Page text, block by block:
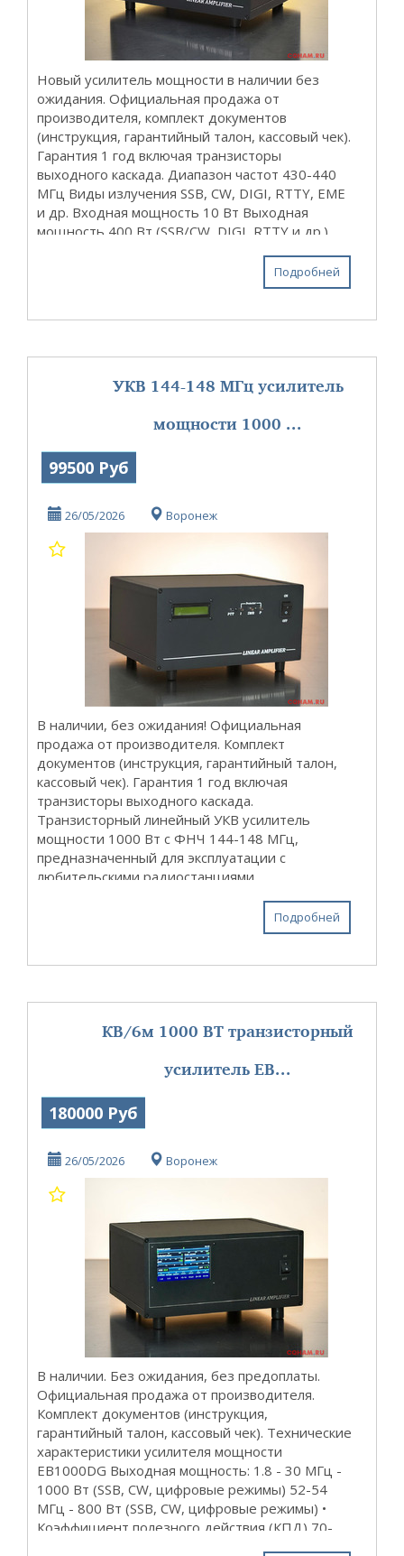
Новый усилитель мощности в наличии без
ожидания. Официальная продажа от
производителя, комплект документов
(инструкция, гарантийный талон, кассовый чек).
Гарантия 1 год включая транзисторы
выходного каскада. Диапазон частот 430-440
МГц Виды излучения SSB, CW, DIGI, RTTY, ЕМЕ
и др. Входная мощность 10 Вт Выходная
мощность 400 Вт (SSB/CW, DIGI, RTTY и др.)
Подробней
УКВ 144-148 МГц усилитель
мощности 1000 ...
99500 Руб
26/05/2026 Воронеж
В наличии, без ожидания! Официальная
продажа от производителя. Комплект
документов (инструкция, гарантийный талон,
кассовый чек). Гарантия 1 год включая
транзисторы выходного каскада.
Транзисторный линейный УКВ усилитель
мощности 1000 Вт с ФНЧ 144-148 МГц,
предназначенный для эксплуатации с
любительскими радиостанциями.
мгновенная готовность к эксплуатации; Ø
Подробней
КВ/6м 1000 ВТ транзисторный
усилитель EB...
180000 Руб
26/05/2026 Воронеж
В наличии. Без ожидания, без предоплаты.
Официальная продажа от производителя.
Комплект документов (инструкция,
гарантийный талон, кассовый чек). Технические
характеристики усилителя мощности
EB1000DG Выходная мощность: 1.8 - 30 МГц -
1000 Вт (SSB, CW, цифровые режимы) 52-54
МГц - 800 Вт (SSB, CW, цифровые режимы) •
Коэффициент полезного действия (КПД) 70-